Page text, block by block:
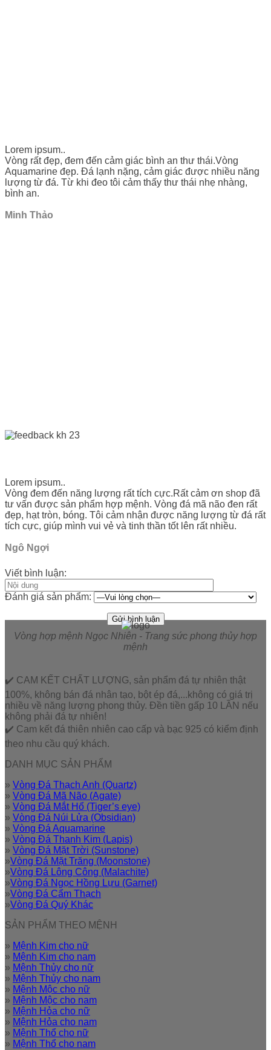
Lorem ipsum..
Vòng rất đẹp, đem đến cảm giác bình an thư thái.Vòng
Aquamarine đẹp. Đá lạnh nặng, cảm giác được nhiều năng
lượng từ đá. Từ khi đeo tôi cảm thấy thư thái nhẹ nhàng,
bình an.
Minh Thảo
Lorem ipsum..
Vòng đem đến năng lượng rất tích cực.Rất cảm ơn shop đã
tư vấn được sản phẩm hợp mệnh. Vòng đá mã não đen rất
đẹp, hạt tròn, bóng. Tôi cảm nhận được năng lượng từ đá rất
tích cực, giúp mình vui vẻ và tinh thần tốt lên rất nhiều.
Ngô Ngợi
Viết bình luận:
Đánh giá sản phẩm:
Vòng hợp mệnh Ngọc Nhiên - Trang sức phong thủy hợp
mệnh
✔️ CAM KẾT CHẤT LƯỢNG, sản phẩm đá tự nhiên thật
100%, không bán đá nhân tạo, bột ép đá,...không có giá trị
nhiều về năng lượng phong thủy. Đền tiền gấp 10 LẦN nếu
không phải đá tự nhiên!
✔️ Cam kết đá thiên nhiên cao cấp và bạc 925 có kiểm định
theo nhu cầu quý khách.
DANH MỤC SẢN PHẨM
» Vòng Đá Thạch Anh (Quartz)
» Vòng Đá Mã Não (Agate)
» Vòng Đá Mắt Hổ (Tiger’s eye)
» Vòng Đá Núi Lửa (Obsidian)
» Vòng Đá Aquamarine
» Vòng Đá Thanh Kim (Lapis)
» Vòng Đá Mặt Trời (Sunstone)
»Vòng Đá Mặt Trăng (Moonstone)
»Vòng Đá Lông Công (Malachite)
»Vòng Đá Ngọc Hồng Lựu (Garnet)
»Vòng Đá Cẩm Thạch
»Vòng Đá Quý Khác
SẢN PHẨM THEO MỆNH
» Mệnh Kim cho nữ
» Mệnh Kim cho nam
» Mệnh Thủy cho nữ
» Mệnh Thủy cho nam
» Mệnh Mộc cho nữ
» Mệnh Mộc cho nam
» Mệnh Hỏa cho nữ
» Mệnh Hỏa cho nam
» Mệnh Thổ cho nữ
» Mệnh Thổ cho nam